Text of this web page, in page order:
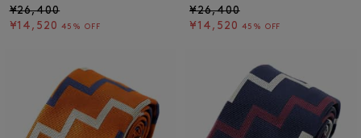
¥26,400
¥14,520 45% OFF
¥26,400
¥14,520 45% OFF